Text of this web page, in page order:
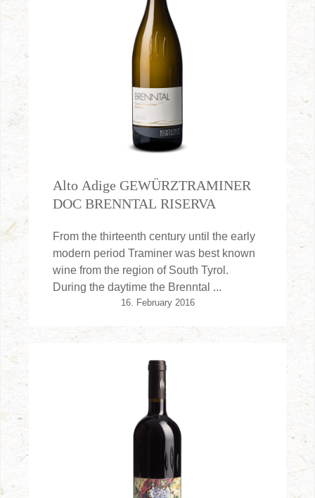
Alto Adige GEWÜRZTRAMINER
DOC BRENNTAL RISERVA
From the thirteenth century until the early
modern period Traminer was best known
wine from the region of South Tyrol.
During the daytime the Brenntal ...
16. February 2016